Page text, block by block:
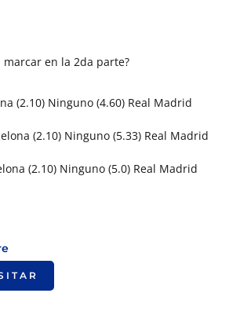
en la 2da parte?
(2.10) Ninguno (4.60) Real Madrid
(2.10) Ninguno (5.33) Real Madrid
(2.10) Ninguno (5.0) Real Madrid